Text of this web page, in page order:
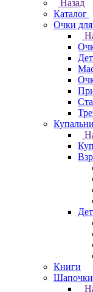
Назад
Каталог
Очки
Книги
Шапочки